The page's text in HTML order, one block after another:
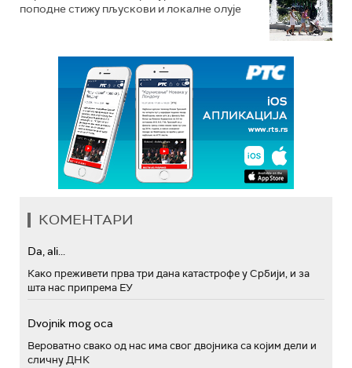
поподне стижу пљускови и локалне олује
КОМЕНТАРИ
Da, ali...
Како преживети прва три дана катастрофе у Србији, и за
шта нас припрема ЕУ
Dvojnik mog oca
Вероватно свако од нас има свог двојника са којим дели и
сличну ДНК